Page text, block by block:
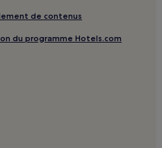
de contenus
du programme Hotels.com